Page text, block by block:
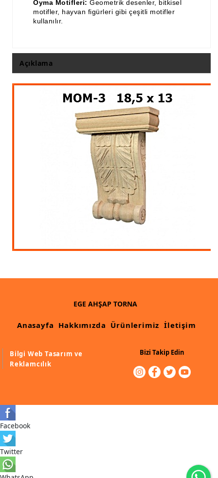
Oyma Motifleri: Geometrik desenler, bitkisel
motifler, hayvan figürleri gibi çeşitli motifler
kullanılır.
Açıklama
EGE AHŞAP TORNA
Anasayfa Hakkımızda Ürünlerimiz İletişim
Bilgi Web Tasarım ve
Reklamcılık
Bizi Takip Edin
Facebook
Twitter